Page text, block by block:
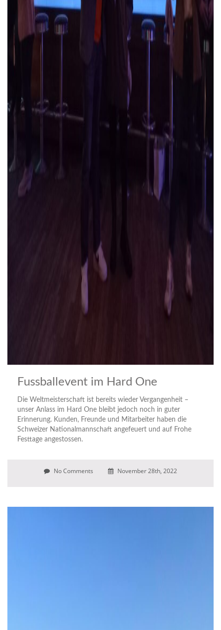
Fussballevent im Hard One
Die Weltmeisterschaft ist bereits wieder Vergangenheit –
unser Anlass im Hard One bleibt jedoch noch in guter
Erinnerung. Kunden, Freunde und Mitarbeiter haben die
Schweizer Nationalmannschaft angefeuert und auf Frohe
Festtage angestossen.
No Comments November 28th, 2022